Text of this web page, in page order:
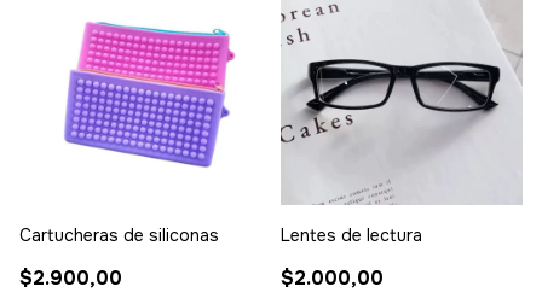
Cartucheras de siliconas
$2.900,00
Lentes de lectura
$2.000,00